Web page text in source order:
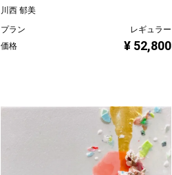
川西 郁美
プラン
レギュラー
価格
¥ 52,800